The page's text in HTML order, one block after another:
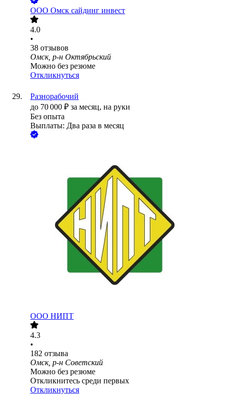
ООО Омск сайдинг инвест
4.0
•
38 отзывов
Омск, р-н Октябрьский
Можно без резюме
Откликнуться
Разнорабочий
до 70 000 ₽ за месяц, на руки
Без опыта
Выплаты: Два раза в месяц
ООО НИПТ
4.3
•
182 отзыва
Омск, р-н Советский
Можно без резюме
Откликнитесь среди первых
Откликнуться